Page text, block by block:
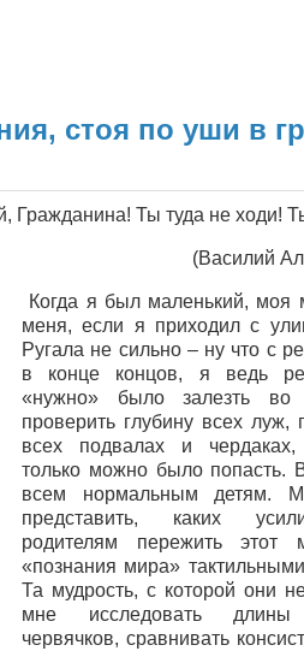
стоя по уши в
Гражданина! Ты туда не ходи!
(Василий
Когда я был маленький, моя
меня, если я приходил с
Ругала не сильно – ну что с
в конце концов, я ведь
«нужно» было залезть во
проверить глубину всех луж,
всех подвалах и
только можно было попасть.
всем нормальным детям.
представить, каких
родителям пережить этот
«познания мира»
Та мудрость, с которой они
мне исследовать длины
червячков, сравнивать